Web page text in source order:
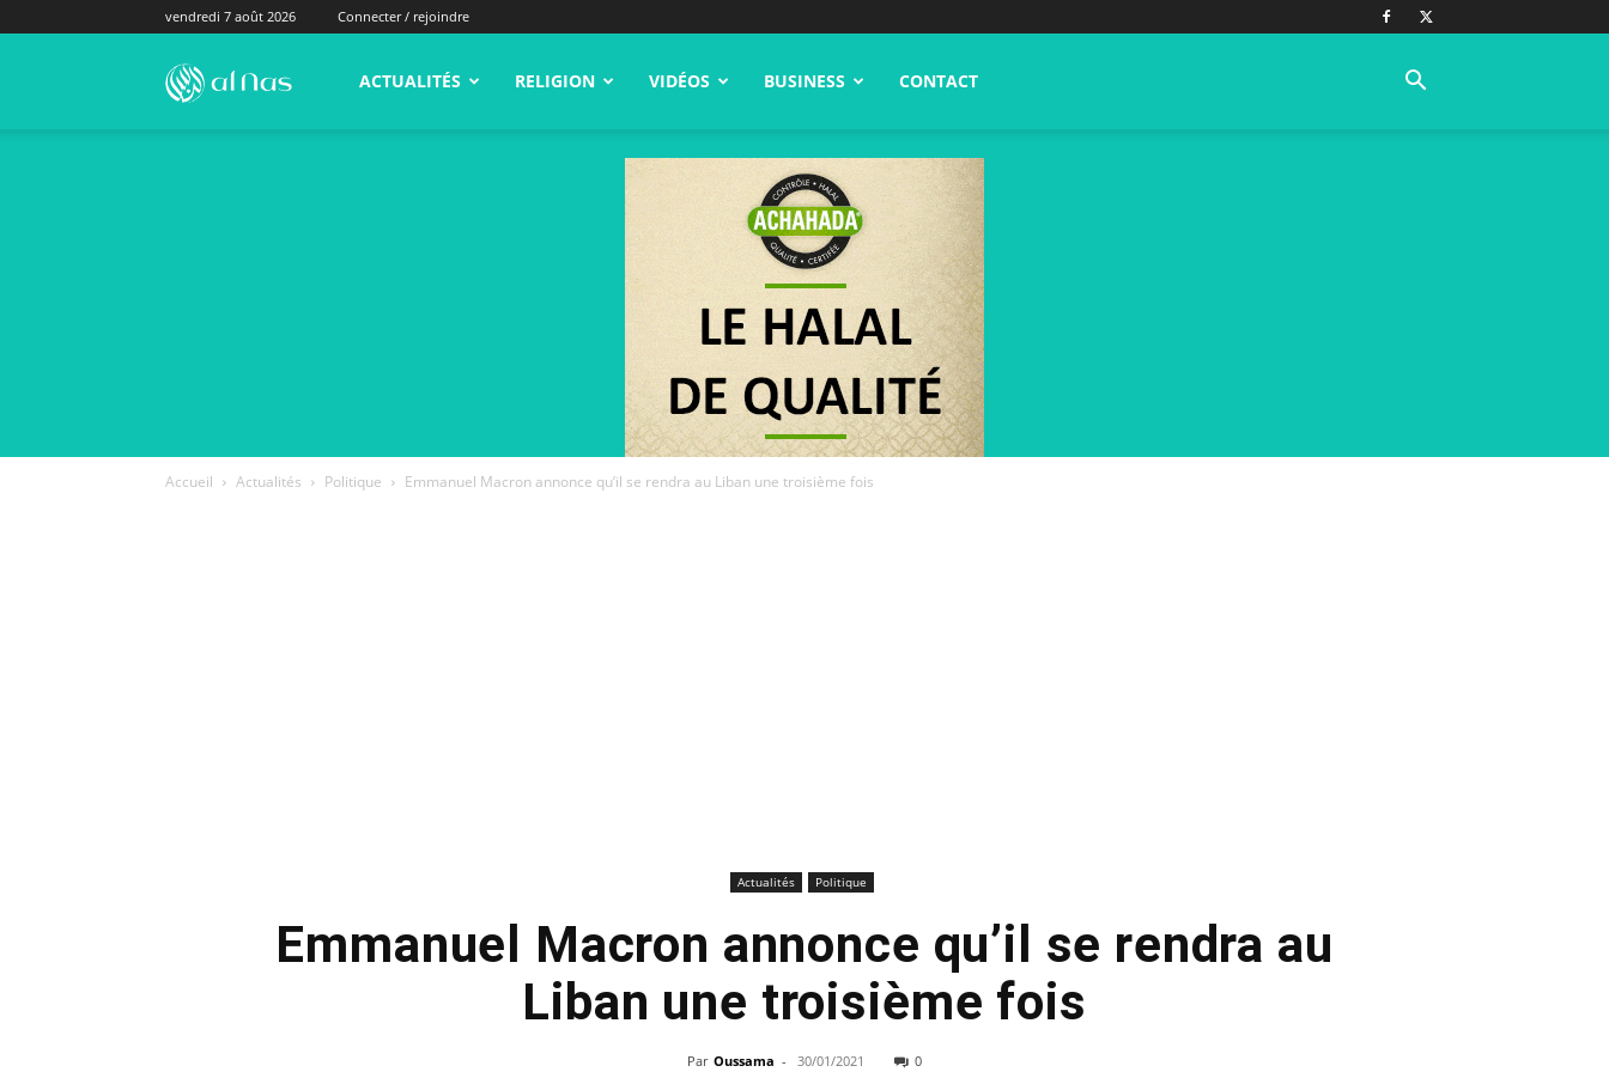
vendredi 7 août 2026 Connecter / rejoindre
alNas.fr ACTUALITÉS RELIGION VIDÉOS BUSINESS CONTACT
Accueil Actualités Politique Emmanuel Macron annonce qu’il se rendra au Liban une troisième fois
Actualités Politique
Emmanuel Macron annonce qu’il se rendra au
Liban une troisième fois
Par Oussama - 30/01/2021 0